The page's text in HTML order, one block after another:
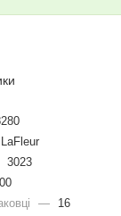
LaFleur
3023
—
16